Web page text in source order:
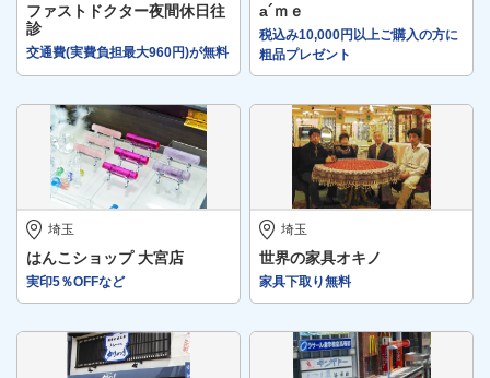
ファストドクター夜間休日往
診
交通費(実費負担最大960円)が無料
a´ｍｅ
税込み10,000円以上ご購入の方に
粗品プレゼント
埼玉
はんこショップ 大宮店
実印5％OFFなど
埼玉
世界の家具オキノ
家具下取り無料